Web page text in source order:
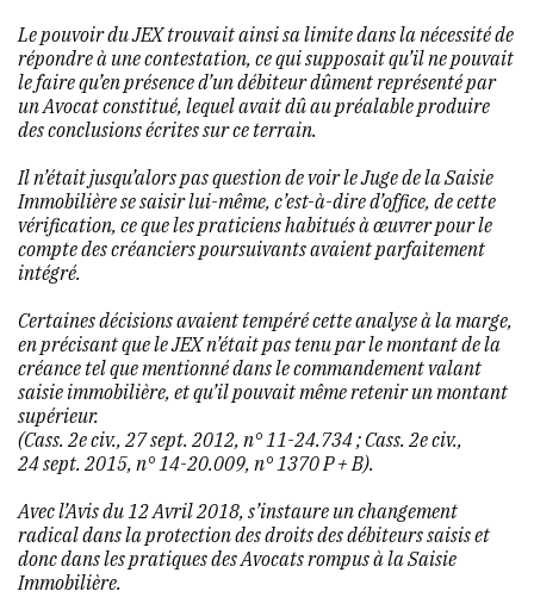
Le pouvoir du JEX trouvait ainsi sa limite dans la nécessité de
répondre à une contestation, ce qui supposait qu’il ne pouvait
le faire qu’en présence d’un débiteur dûment représenté par
un Avocat constitué, lequel avait dû au préalable produire
des conclusions écrites sur ce terrain.
Il n’était jusqu’alors pas question de voir le Juge de la Saisie
Immobilière se saisir lui-même, c’est-à-dire d’office, de cette
vérification, ce que les praticiens habitués à œuvrer pour le
compte des créanciers poursuivants avaient parfaitement
intégré.
Certaines décisions avaient tempéré cette analyse à la marge,
en précisant que le JEX n’était pas tenu par le montant de la
créance tel que mentionné dans le commandement valant
saisie immobilière, et qu’il pouvait même retenir un montant
supérieur.
(Cass. 2e civ., 27 sept. 2012, n° 11-24.734 ; Cass. 2e civ.,
24 sept. 2015, n° 14-20.009, n° 1370 P + B).
Avec l’Avis du 12 Avril 2018, s’instaure un changement
radical dans la protection des droits des débiteurs saisis et
donc dans les pratiques des Avocats rompus à la Saisie
Immobilière.